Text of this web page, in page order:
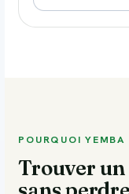
POURQUOI YEMBA
Trouver